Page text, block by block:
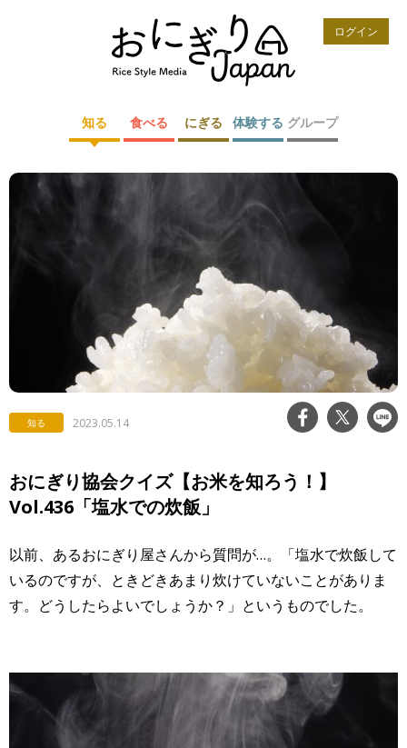
ログイン
知る 食べる にぎる 体験する グループ
知る 2023.05.14
おにぎり協会クイズ【お米を知ろう！】
Vol.436「塩水での炊飯」
以前、あるおにぎり屋さんから質問が…。「塩水で炊飯して
いるのですが、ときどきあまり炊けていないことがありま
す。どうしたらよいでしょうか？」というものでした。